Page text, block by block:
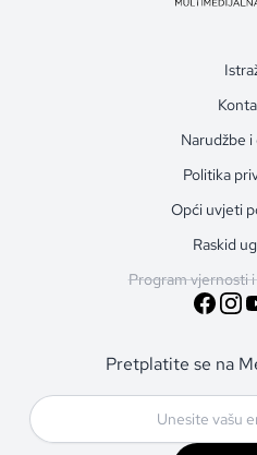
Narudžbe i
Politika
Opći uvjeti
Raskid
Program vjernosti
Pretplatite se na